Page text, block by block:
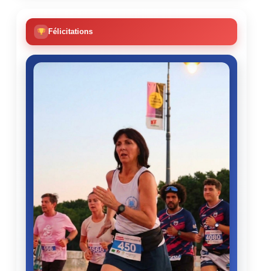
Félicitations